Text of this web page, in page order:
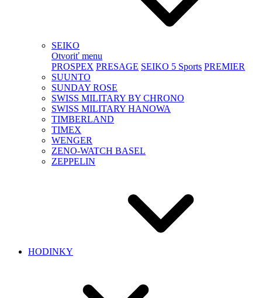
SEIKO
Otvoriť menu
PROSPEX PRESAGE SEIKO 5 Sports PREMIER
SUUNTO
SUNDAY ROSE
SWISS MILITARY BY CHRONO
SWISS MILITARY HANOWA
TIMBERLAND
TIMEX
WENGER
ZENO-WATCH BASEL
ZEPPELIN
HODINKY